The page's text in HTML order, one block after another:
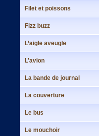
Filet et poissons
Fizz buzz
L’aigle aveugle
L’avion
La bande de journal
La couverture
Le bus
Le mouchoir